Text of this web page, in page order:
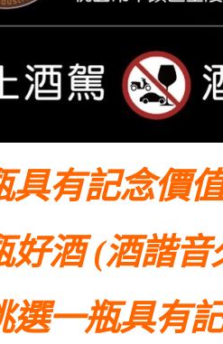
具有記念價
好酒 (酒諧
選一瓶具有